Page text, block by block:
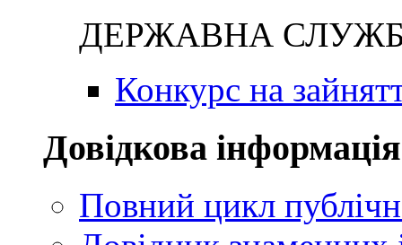
ДЕРЖАВНА
Конкурс на
Довідкова інформація
Повний цикл